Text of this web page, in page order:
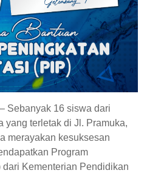
Sebanyak 16 siswa dari
yang terletak di Jl. Pramuka,
merayakan kesuksesan
Program
Kementerian Pendidikan